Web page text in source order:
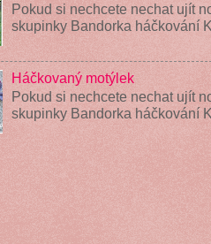
Pokud si nechcete nechat ujít
skupinky Bandorka háčkování
Háčkovaný motýlek
Pokud si nechcete nechat ujít
skupinky Bandorka háčkování